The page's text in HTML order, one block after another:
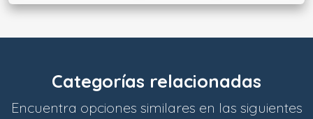
Categorías relacionadas
Encuentra opciones similares en las siguientes